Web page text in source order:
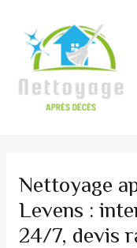
contenu
Nettoyage
Levens :
24/7, devis